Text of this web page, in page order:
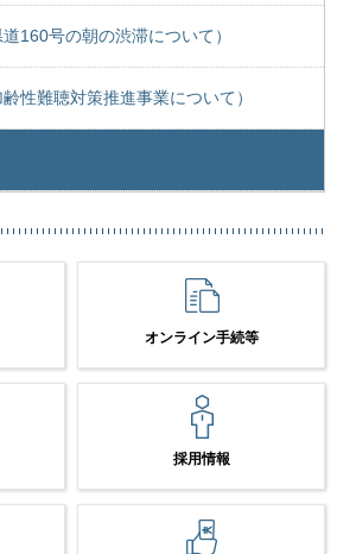
160号の朝の渋滞について）
性難聴対策推進事業について）
オンライン手続等
採用情報